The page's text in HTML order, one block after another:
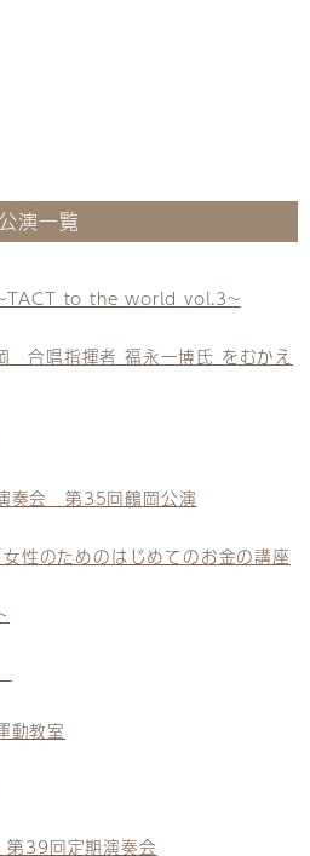
演一覧
to the world vol.3~
合唱指揮者 福永一博氏 をむかえ
奏会 第35回鶴岡公演
性のためのはじめてのお金の講座
動教室
39回定期演奏会